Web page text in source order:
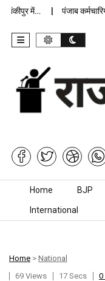
में… पंजाब
Skip to content
Home BJP
International
Home > National
69 Views
17 Secs 0